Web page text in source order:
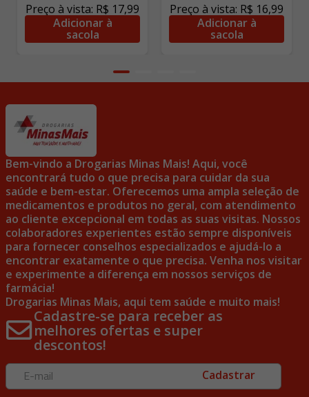
Preço à vista: R$ 17,99
Adicionar à
sacola
Preço à vista: R$ 16,99
Adicionar à
sacola
Bem-vindo a Drogarias Minas Mais! Aqui, você
encontrará tudo o que precisa para cuidar da sua
saúde e bem-estar. Oferecemos uma ampla seleção de
medicamentos e produtos no geral, com atendimento
ao cliente excepcional em todas as suas visitas. Nossos
colaboradores experientes estão sempre disponíveis
para fornecer conselhos especializados e ajudá-lo a
encontrar exatamente o que precisa. Venha nos visitar
e experimente a diferença em nossos serviços de
farmácia!
Drogarias Minas Mais, aqui tem saúde e muito mais!
Cadastre-se para receber as
melhores ofertas e super
descontos!
Cadastrar